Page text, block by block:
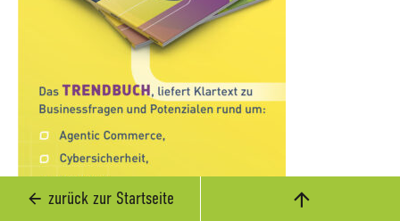
zurück zur Startseite